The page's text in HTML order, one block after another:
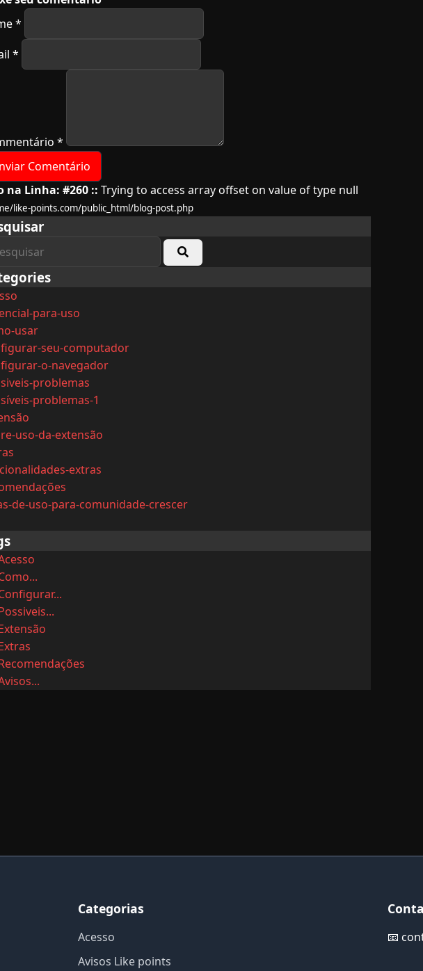
*
*
*
na Linha: #260 :: Trying to access array offset on value of type null
like-points.com/public_html/blog-post.php
para-uso
usar
seu-computador
o-navegador
problemas
problemas-1
uso-da-extensão
extras
de-uso-para-comunidade-crescer
Categorias
Acesso
Avisos Like points
📧